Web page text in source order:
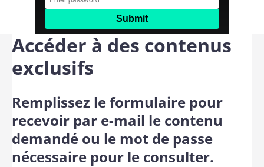
Accéder à des contenus
exclusifs
Remplissez le formulaire pour
recevoir par e-mail le contenu
demandé ou le mot de passe
nécessaire pour le consulter.